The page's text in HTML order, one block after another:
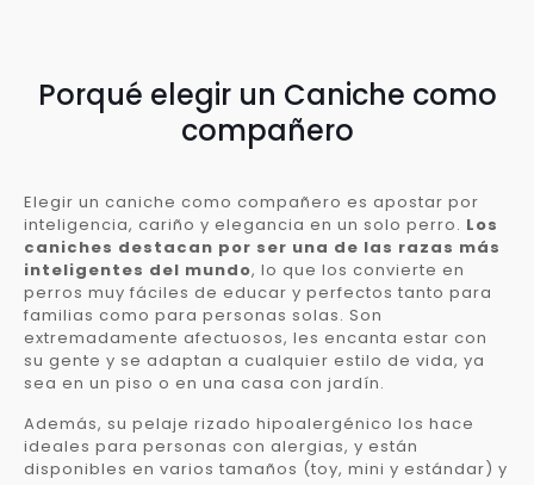
Porqué elegir un Caniche como
compañero
Elegir un caniche como compañero es apostar por
inteligencia, cariño y elegancia en un solo perro. Los
caniches destacan por ser una de las razas más
inteligentes del mundo, lo que los convierte en
perros muy fáciles de educar y perfectos tanto para
familias como para personas solas. Son
extremadamente afectuosos, les encanta estar con
su gente y se adaptan a cualquier estilo de vida, ya
sea en un piso o en una casa con jardín.
Además, su pelaje rizado hipoalergénico los hace
ideales para personas con alergias, y están
disponibles en varios tamaños (toy, mini y estándar) y